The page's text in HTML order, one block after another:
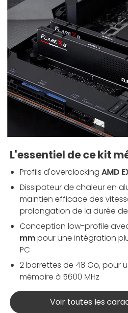
L'essentiel de ce kit
Profils d'overclocking AMD
Dissipateur de chaleur en
maintien efficace des
prolongation de la durée
Conception low-profile
mmpour une intégration
PC
2 barrettes de 48 Go, pour
mémoire à 5600 MHz
Voir toutes les